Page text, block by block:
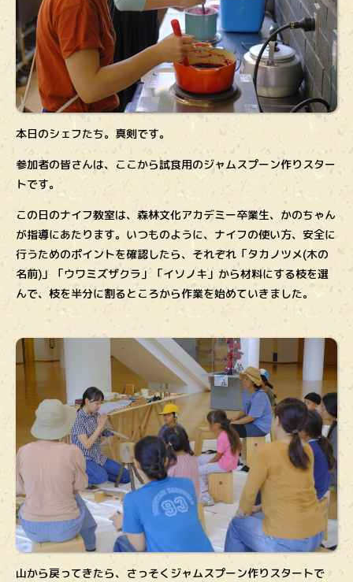
本日のシェフたち。真剣です。
参加者の皆さんは、ここから試食用のジャムスプーン作りスター
トです。
この日のナイフ教室は、森林文化アカデミー卒業生、かのちゃん
が指導にあたります。いつものように、ナイフの使い方、安全に
行うためのポイントを確認したら、それぞれ「タカノツメ(木の
名前)」「ウワミズザクラ」「イソノキ」から材料にする枝を選
んで、枝を半分に割るところから作業を始めていきました。
山から戻ってきたら、さっそくジャムスプーン作りスタートで